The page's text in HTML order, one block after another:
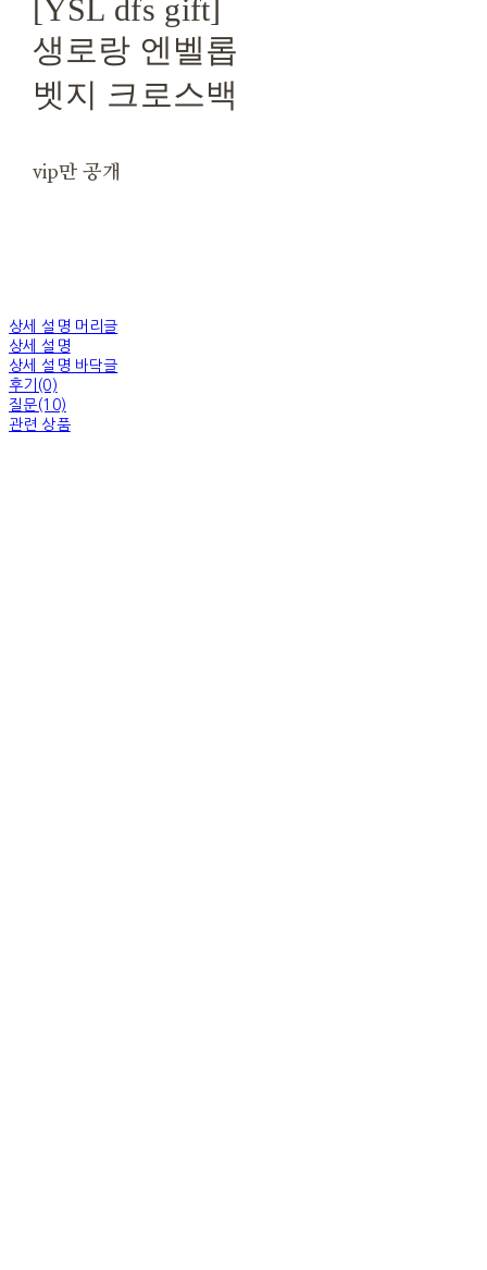
[YSL dfs gift]
생로랑 엔벨롭
벳지 크로스백
vip만 공개
상세 설명 머리글
상세 설명
상세 설명 바닥글
후기(0)
질문(10)
관련 상품